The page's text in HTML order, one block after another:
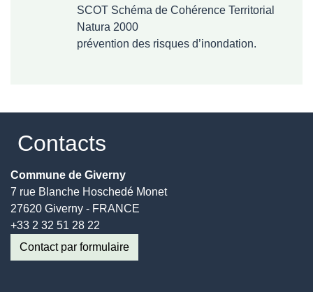
SCOT Schéma de Cohérence Territorial
Natura 2000
prévention des risques d’inondation.
Contacts
Commune de Giverny
7 rue Blanche Hoschedé Monet
27620 Giverny - FRANCE
+33 2 32 51 28 22
Contact par formulaire